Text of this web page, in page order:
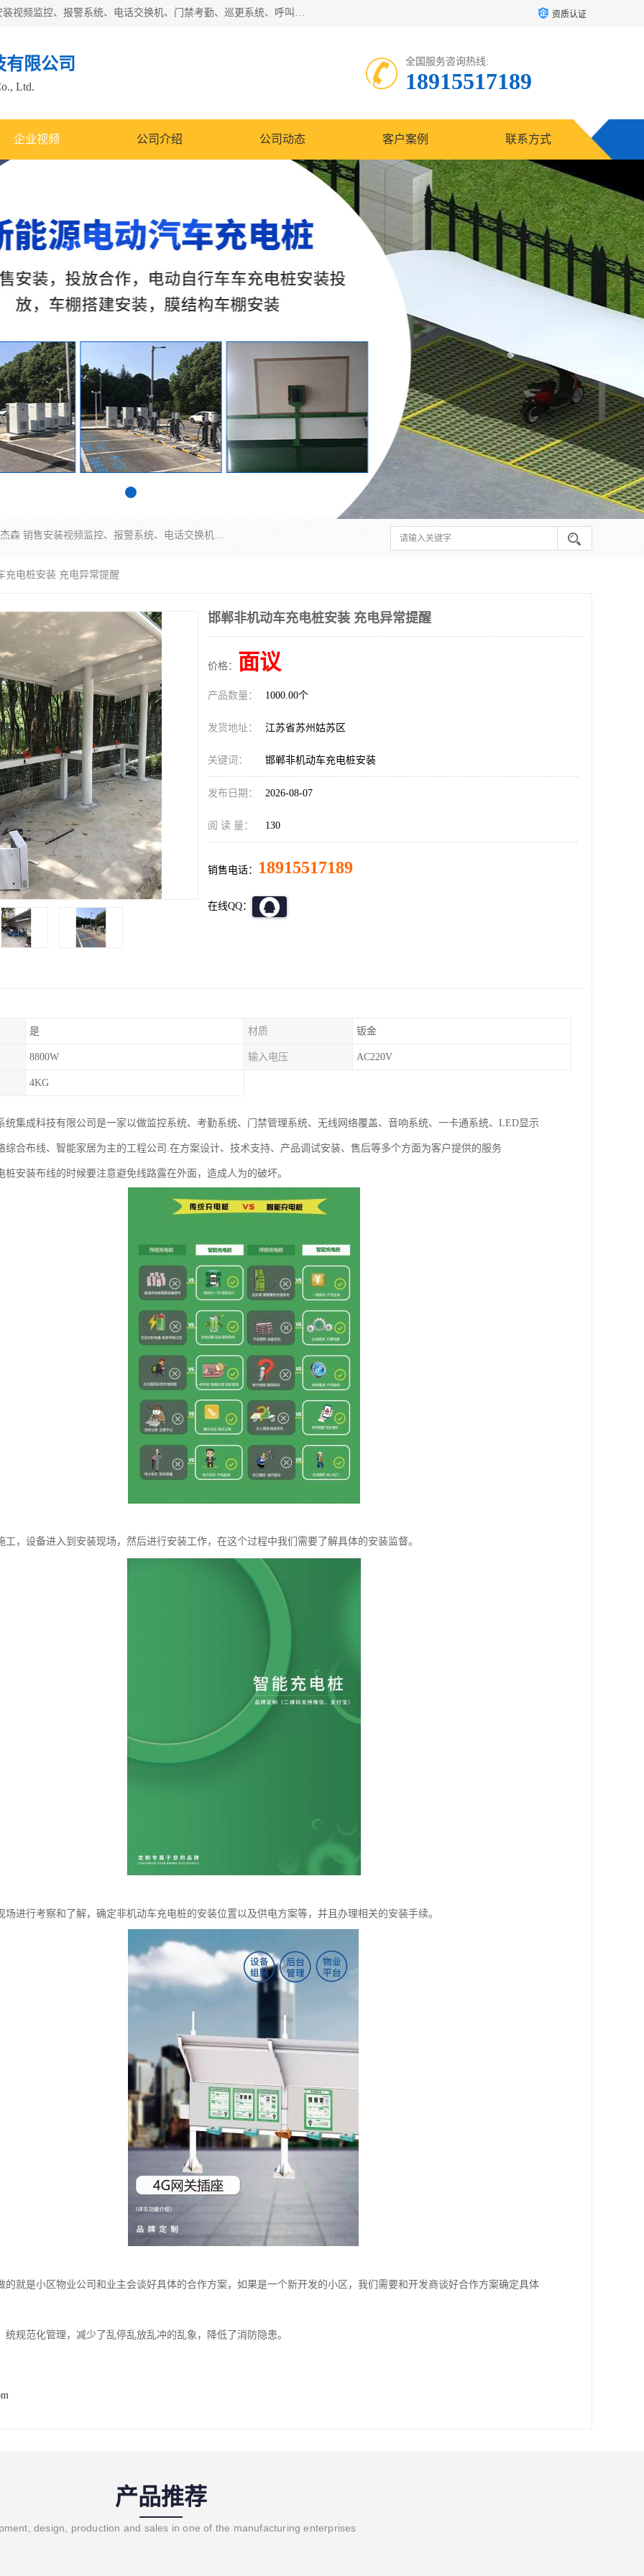
苏州迈凯隆系统集成科技有限公司电话: 联系人:马杰森 销售安装视频监控、报警系统、电话交换机、门禁考勤、巡更系统、呼叫对讲系统、停车场道闸、智能家居、广播系统、综合布线、办公设备、电子商务软件、网络工程、酒店门锁系列 系统集成、VOD视频点播、LED显示屏、节能产品、USP电源、收银机等弱电及智能化项目。 资质认证
限公司
Ltd.
全国服务咨询热线:
18915517189
企业视频 公司介绍 公司动态 客户案例 联系方式
苏州迈凯隆系统集成科技有限公司电话: 联系人:马杰森 销售安装视频监控、报警系统、电话交换机、门禁考勤、巡更系统、呼叫对讲系统、停车场道闸、智能家居、广播系统、综合布线、办公设备、电子商务软件、网络工程、酒店门锁系列 系统集成、VOD视频点播、LED显示屏、节能产品、USP电源、收银机等弱电及智能化项目。
充电桩安装 充电异常提醒
邯郸非机动车充电桩安装 充电异常提醒
价格： 面议
产品数量： 1000.00个
发货地址： 江苏省苏州姑苏区
关键词： 邯郸非机动车充电桩安装
发布日期： 2026-08-07
阅 读 量： 130
销售电话： 18915517189
在线QQ：
是 材质 钣金
8800W 输入电压 AC220V
4KG
统集成科技有限公司是一家以做监控系统、考勤系统、门禁管理系统、无线网络覆盖、音响系统、一卡通系统、LED显示
综合布线、智能家居为主的工程公司.在方案设计、技术支持、产品调试安装、售后等多个方面为客户提供的服务
桩安装布线的时候要注意避免线路露在外面，造成人为的破坏。
工，设备进入到安装现场，然后进行安装工作，在这个过程中我们需要了解具体的安装监督。
场进行考察和了解，确定非机动车充电桩的安装位置以及供电方案等，并且办理相关的安装手续。
的就是小区物业公司和业主会谈好具体的合作方案，如果是一个新开发的小区，我们需要和开发商谈好合作方案确定具体
统规范化管理，减少了乱停乱放乱冲的乱象，降低了消防隐患。
产品推荐
design, production and sales in one of the manufacturing enterprises